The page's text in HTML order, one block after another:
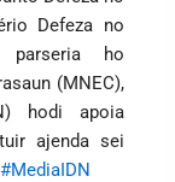
Defeza no
parseria ho
(MNEC),
hodi apoia
ajenda sei
#MediaIDN